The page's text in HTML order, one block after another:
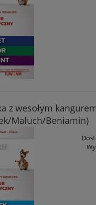
z wesołym
Maluch/Beniamin)